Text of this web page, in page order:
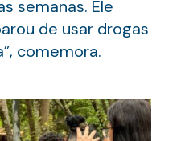
semanas. Ele
de usar drogas
comemora.